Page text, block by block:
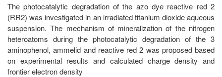
The photocatalytic degradation of the azo dye reactive red 2
(RR2) was investigated in an irradiated titanium dioxide aqueous
suspension. The mechanism of mineralization of the nitrogen
heteroatoms during the photocatalytic degradation of the 3
aminophenol, ammelid and reactive red 2 was proposed based
on experimental results and calculated charge density and
frontier electron density